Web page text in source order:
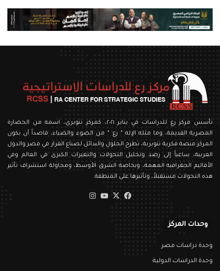
تأسس مركز رع للدراسات في يناير ٢٠٢١، كمركز تنويري، اسمه من الحضارة
المصرية القديمة، وما مثله الإله ” رع ” من الضوء والضياء، قاصداً أن يكون
المركز منصة فكرية تنويرية، تطرح الحلول والبدائل لصناع القرار في مصر والدول
العربية، ساعياً إلى رصد وتحليل التحولات والتغيرات الكبرى في العالم وفي
الأقاليم الجغرافية المهمة، وبخاصة الشرق الأوسط، ومحاولة استشراف تأثير
هذه التحولات مستقبلاً، وتأثيرها على المنطقة.
فيسبوك
‫X
‫YouTube
وحدات المركز
وحدة دراسات مصر
وحدة الدراسات الدولية